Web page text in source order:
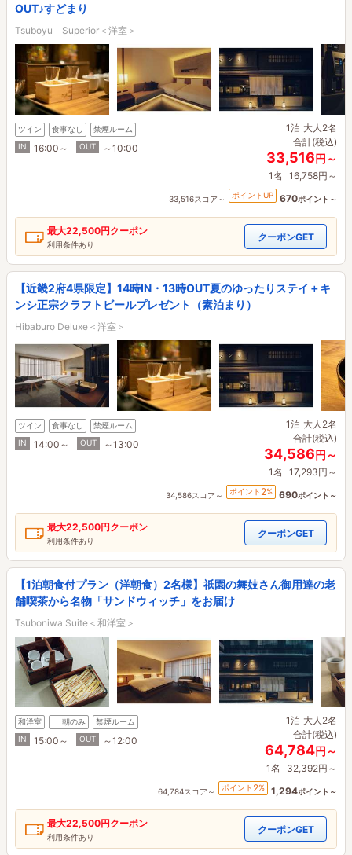
OUT♪すどまり
Tsuboyu Superior＜洋室＞
ツイン 食事なし
禁煙ルーム
IN
16:00～ OUT ～10:00
1泊 大人2名
合計(税込)
33,516円～
1名 16,758円～
33,516スコア～ ポイントUP 670ポイント～
最大22,500円クーポン
利用条件あり
クーポンGET
【近畿2府4県限定】14時IN・13時OUT夏のゆったりステイ＋キ
ンシ正宗クラフトビールプレゼント（素泊まり）
Hibaburo Deluxe＜洋室＞
ツイン 食事なし
禁煙ルーム
IN
14:00～ OUT ～13:00
1泊 大人2名
合計(税込)
34,586円～
1名 17,293円～
34,586スコア～ ポイント 2% 690ポイント～
最大22,500円クーポン
利用条件あり
クーポンGET
【1泊朝食付プラン（洋朝食）2名様】祇園の舞妓さん御用達の老
舗喫茶から名物「サンドウィッチ」をお届け
Tsuboniwa Suite＜和洋室＞
和洋室 朝のみ
禁煙ルーム
IN
15:00～ OUT ～12:00
1泊 大人2名
合計(税込)
64,784円～
1名 32,392円～
64,784スコア～ ポイント 2% 1,294ポイント～
最大22,500円クーポン
利用条件あり
クーポンGET